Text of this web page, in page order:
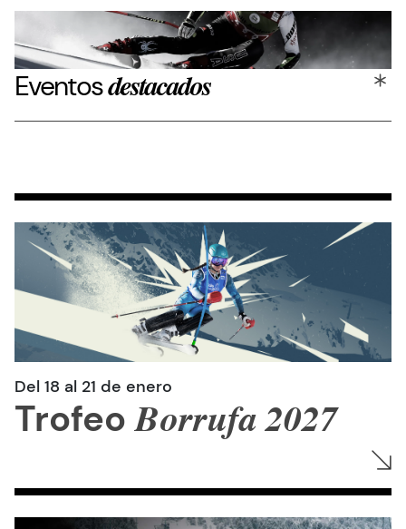
Eventosdestacados
Del 18 al 21 de enero
TrofeoBorrufa 2027